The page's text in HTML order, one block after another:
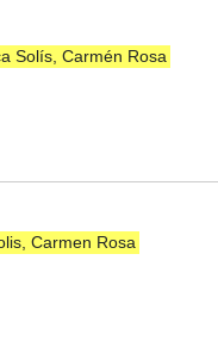
Solís, Carmén Rosa
Carmen Rosa